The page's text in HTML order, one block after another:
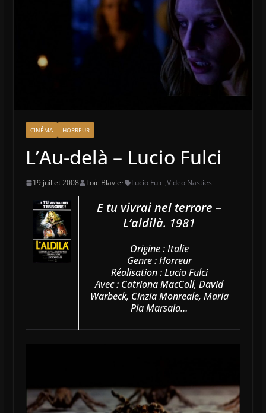
CINÉMA HORREUR
L’Au-delà – Lucio Fulci
19 juillet 2008 Loïc Blavier Lucio Fulci,Video Nasties
E tu vivrai nel terrore –
L’aldilà. 1981
Origine : Italie
Genre : Horreur
Réalisation : Lucio Fulci
Avec : Catriona MacColl, David
Warbeck, Cinzia Monreale, Maria
Pia Marsala…